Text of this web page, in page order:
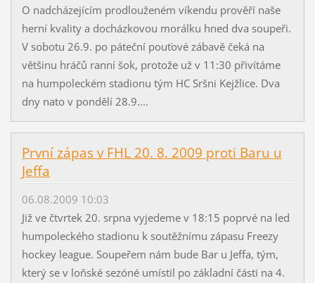
O nadcházejícím prodlouženém víkendu prověří naše
herní kvality a docházkovou morálku hned dva soupeři.
V sobotu 26.9. po páteční pouťové zábavě čeká na
většinu hráčů ranní šok, protože už v 11:30 přivítáme
na humpoleckém stadionu tým HC Sršni Kejžlice. Dva
dny nato v pondělí 28.9....
První zápas v FHL 20. 8. 2009 proti Baru u
Jeffa
06.08.2009 10:03
Již ve čtvrtek 20. srpna vyjedeme v 18:15 poprvé na led
humpoleckého stadionu k soutěžnímu zápasu Freezy
hockey league. Soupeřem nám bude Bar u Jeffa, tým,
který se v loňské sezóné umístil po základní části na 4.